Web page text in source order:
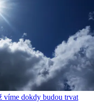
víme dokdy budou trvat